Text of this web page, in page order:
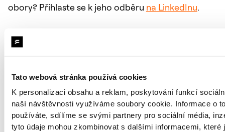
Tato webová stránka používá cookies
K personalizaci obsahu a reklam, poskytování funkcí
naší návštěvnosti využíváme soubory cookie. Informace o
používáte, sdílíme se svými partnery pro sociální média,
tyto údaje mohou zkombinovat s dalšími informacemi, které
obory? Přihlaste se k jeho odběru na LinkedInu.
Aktuálně hledáme hnedněkolik kolegů
Míše Kormošovéa pobavte se o možnostech
spolupráce:michaela.kormosova@futured.app&
+420 739 106 507 .